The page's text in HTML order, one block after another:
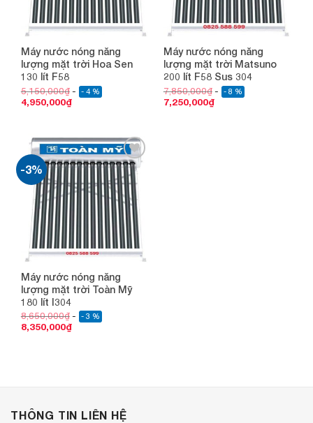
Máy nước nóng năng
lượng mặt trời Hoa Sen
130 lít F58
5,150,000₫ - 4 %
4,950,000₫
Máy nước nóng năng
lượng mặt trời Matsuno
200 lít F58 Sus 304
7,850,000₫ - 8 %
7,250,000₫
-3%
Add to
wishlist
Máy nước nóng năng
lượng mặt trời Toàn Mỹ
180 lít I304
8,650,000₫ - 3 %
8,350,000₫
THÔNG TIN LIÊN HỆ